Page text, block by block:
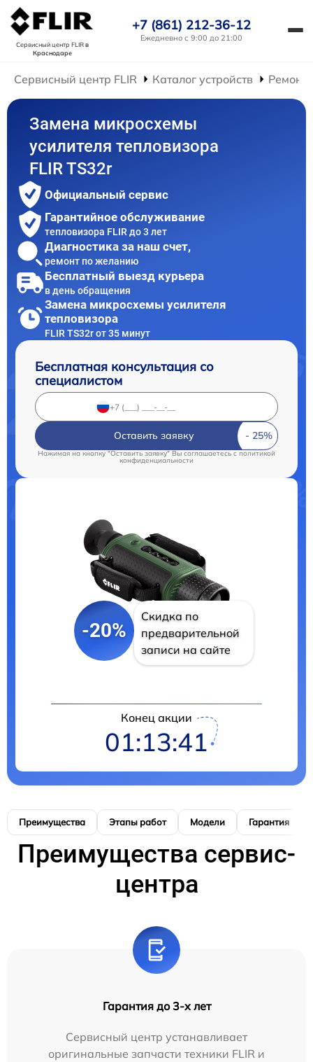
Сервисный центр FLIRв
Краснодаре
+7 (861) 212-36-12
Ежедневно с 9:00 до 21:00
Сервисный центр FLIR Каталог устройств Ремонт
Замена микросхемы
усилителя тепловизора
FLIR TS32r
Официальный сервис
Гарантийное обслуживание
тепловизора FLIR до 3 лет
Диагностика за наш счет,
ремонт по желанию
Бесплатный выезд курьера
в день обращения
Замена микросхемы усилителя
тепловизора
FLIR TS32r от 35 минут
Бесплатная консультация со
специалистом
Оставить заявку
Нажимая на кнопку "Оставить заявку" Вы соглашаетесь c политикой
конфиденциальности
-20%
Скидка по
предварительной
записи на сайте
Конец акции
01:13:41
Преимущества Этапы работ Модели Гарантия
Преимущества сервис-
центра
Гарантия до 3-х лет
Сервисный центр устанавливает
оригинальные запчасти техники FLIR и